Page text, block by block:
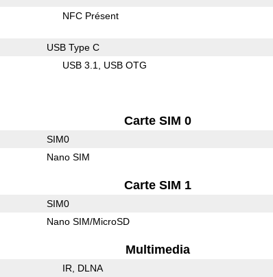
NFC Présent
USB Type C
USB 3.1 USB OTG
Carte SIM 0
SIM0
Nano SIM
Carte SIM 1
SIM0
Nano SIM/MicroSD
Multimedia
IR DLNA